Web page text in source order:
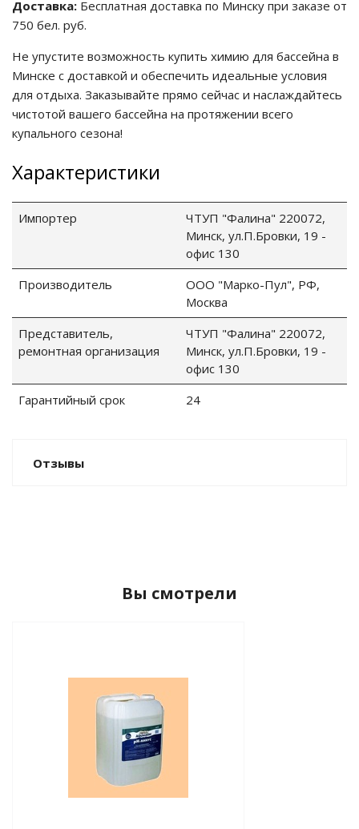
Питания
Доставка: Бесплатная доставка по Минску при заказе от
750 бел. руб.
Не упустите возможность купить химию для бассейна в
Минске с доставкой и обеспечить идеальные условия
для отдыха. Заказывайте прямо сейчас и наслаждайтесь
чистотой вашего бассейна на протяжении всего
купального сезона!
Характеристики
Импортер
ЧТУП "Фалина" 220072,
Минск, ул.П.Бровки, 19 -
офис 130
Производитель
ООО "Марко-Пул", РФ,
Москва
Представитель,
ремонтная организация
ЧТУП "Фалина" 220072,
Минск, ул.П.Бровки, 19 -
офис 130
Гарантийный срок
24
Отзывы
Вы смотрели